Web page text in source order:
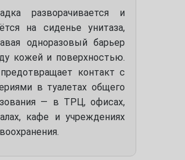
разворачивается и
на сиденье унитаза,
одноразовый барьер
кожей и поверхностью.
контакт с
в туалетах общего
— в ТРЦ, офисах,
кафе и учреждениях